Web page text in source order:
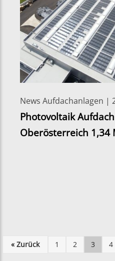
News Aufdachanlagen |
Photovoltaik
Oberösterreich 1,34
« Zurück 1 2 3 4